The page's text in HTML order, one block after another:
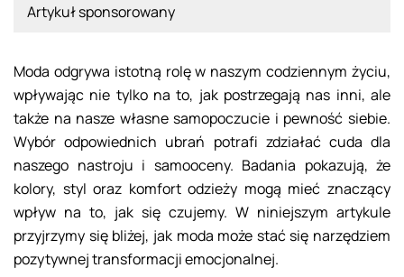
Artykuł sponsorowany
Moda odgrywa istotną rolę w naszym codziennym życiu,
wpływając nie tylko na to, jak postrzegają nas inni, ale
także na nasze własne samopoczucie i pewność siebie.
Wybór odpowiednich ubrań potrafi zdziałać cuda dla
naszego nastroju i samooceny. Badania pokazują, że
kolory, styl oraz komfort odzieży mogą mieć znaczący
wpływ na to, jak się czujemy. W niniejszym artykule
przyjrzymy się bliżej, jak moda może stać się narzędziem
pozytywnej transformacji emocjonalnej.